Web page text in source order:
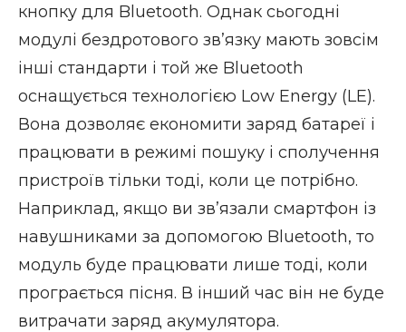
кнопку для Bluetooth. Однак сьогодні
модулі бездротового зв’язку мають зовсім
інші стандарти і той же Bluetooth
оснащується технологією Low Energy (LE).
Вона дозволяє економити заряд батареї і
працювати в режимі пошуку і сполучення
пристроїв тільки тоді, коли це потрібно.
Наприклад, якщо ви зв’язали смартфон із
навушниками за допомогою Bluetooth, то
модуль буде працювати лише тоді, коли
програється пісня. В інший час він не буде
витрачати заряд акумулятора.